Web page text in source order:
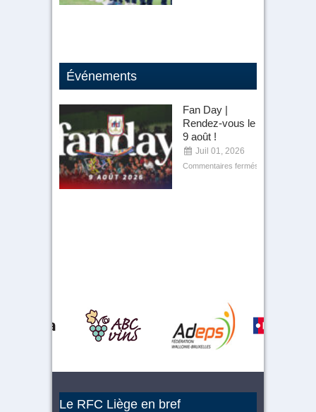
Événements
Fan Day |
Rendez-vous le
9 août !
Juil 01, 2026
Commentaires fermés
Le RFC Liège en bref